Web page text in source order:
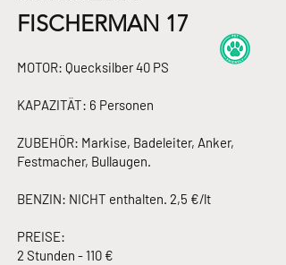
FISCHERMAN 17
MOTOR: Quecksilber 40 PS
KAPAZITÄT: 6 Personen
ZUBEHÖR: Markise, Badeleiter, Anker,
Festmacher, Bullaugen.
BENZIN: NICHT enthalten. 2,5 €/lt
PREISE:
2 Stunden - 110 €